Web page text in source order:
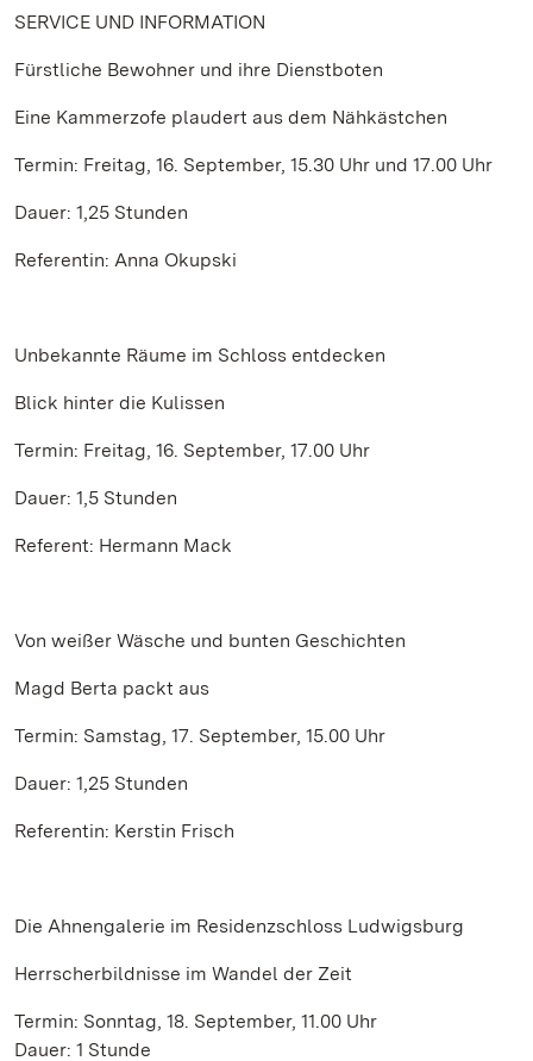
SERVICE UND INFORMATION
Fürstliche Bewohner und ihre Dienstboten
Eine Kammerzofe plaudert aus dem Nähkästchen
Termin: Freitag, 16. September, 15.30 Uhr und 17.00 Uhr
Dauer: 1,25 Stunden
Referentin: Anna Okupski
Unbekannte Räume im Schloss entdecken
Blick hinter die Kulissen
Termin: Freitag, 16. September, 17.00 Uhr
Dauer: 1,5 Stunden
Referent: Hermann Mack
Von weißer Wäsche und bunten Geschichten
Magd Berta packt aus
Termin: Samstag, 17. September, 15.00 Uhr
Dauer: 1,25 Stunden
Referentin: Kerstin Frisch
Die Ahnengalerie im Residenzschloss Ludwigsburg
Herrscherbildnisse im Wandel der Zeit
Termin: Sonntag, 18. September, 11.00 Uhr
Dauer: 1 Stunde